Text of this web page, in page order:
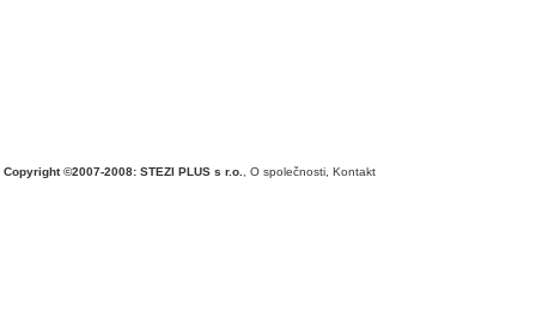
Copyright ©2007-2008: STEZI PLUS s r.o. O společnosti Kontakt